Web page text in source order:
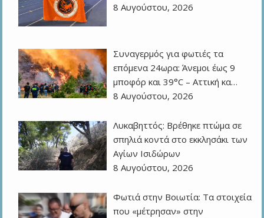
8 Αυγούστου, 2026
Συναγερμός για φωτιές τα
επόμενα 24ωρα: Άνεμοι έως 9
μποφόρ και 39°C – Αττική κα…
8 Αυγούστου, 2026
Λυκαβηττός: Βρέθηκε πτώμα σε
σπηλιά κοντά στο εκκλησάκι των
Αγίων Ισιδώρων
8 Αυγούστου, 2026
Φωτιά στην Βοιωτία: Τα στοιχεία
που «μέτρησαν» στην